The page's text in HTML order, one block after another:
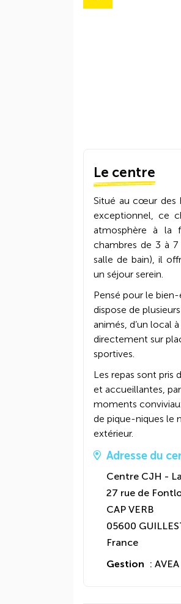
Le centre
Situé au cœur des
exceptionnel, ce
atmosphère à la
chambres de 3 à
salle de bain), il
un séjour serein.
Pensé pour le
dispose de
animés, d’un local
directement sur
sportives.
Les repas sont pris
et accueillantes,
moments
de pique-niques le
extérieur.
Adresse du
Centre CJH -
27 rue de
CAP VERB
05600
France
Gestion :